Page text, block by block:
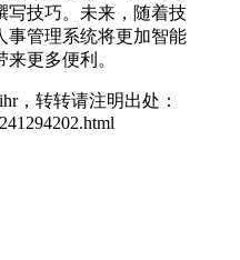
写技巧。未来，随着技
事管理系统将更加智能
更多便利。
，转转请注明出处：